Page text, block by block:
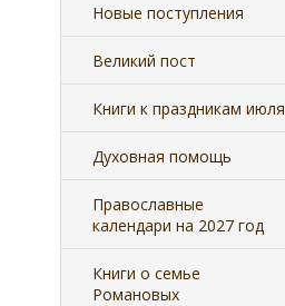
Новые поступления
Великий пост
Книги к праздникам июля
Духовная помощь
Православные
календари на 2027 год
Книги о семье
Романовых